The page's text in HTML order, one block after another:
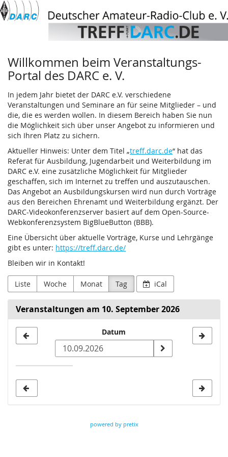
Zum
Haupt-
Deutscher
Amateur-
Radio-
Club
e.
V.
Willkommen beim Veranstaltungs-
Portal des DARC e. V.
In jedem Jahr bietet der DARC e.V. verschiedene
Veranstaltungen und Seminare an für seine Mitglieder – und
die, die es werden wollen. In diesem Bereich haben Sie nun
die Möglichkeit sich über unser Angebot zu informieren und
sich Ihren Platz zu sichern.
Aktueller Hinweis: Unter dem Titel „treff.darc.de“ hat das
Referat für Ausbildung, Jugendarbeit und Weiterbildung im
DARC e.V. eine zusätzliche Möglichkeit für Mitglieder
geschaffen, sich im Internet zu treffen und auszutauschen.
Das Angebot an Ausbildungskursen wird nun durch Vorträge
aus den Bereichen Ehrenamt und Weiterbildung ergänzt. Der
DARC-Videokonferenzserver basiert auf dem Open-Source-
Webkonferenzsystem BigBlueButton (BBB).
Eine Übersicht über aktuelle Vorträge, Kurse und Lehrgänge
gibt es unter: https://treff.darc.de/
Bleiben wir in Kontakt!
Liste Woche Monat Tag iCal
Veranstaltungen am 10. September 2026
zur
Anzeige
Datum
powered by pretix